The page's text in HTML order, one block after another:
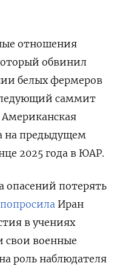
отношения
обвинил
белых фермеров
саммит
на предыдущем
2025 года в ЮАР.
опасений потерять
попросила Иран
в учениях
свои военные
роль наблюдателя